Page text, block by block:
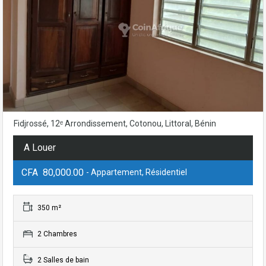
Fidjrossé, 12ᵉ Arrondissement, Cotonou, Littoral, Bénin
A Louer
CFA 80,000.00 - Appartement, Résidentiel
350 m²
2 Chambres
2 Salles de bain